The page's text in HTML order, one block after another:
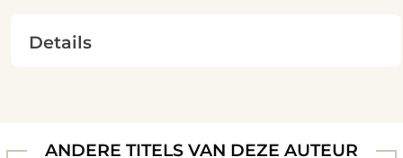
Details
ANDERE TITELS VAN DEZE AUTEUR